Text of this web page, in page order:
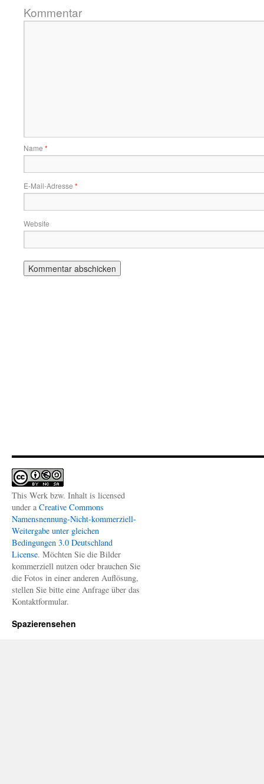
Kommentar
Name *
E-Mail-Adresse *
Website
This Werk bzw. Inhalt is licensed
under a Creative Commons
Namensnennung-Nicht-kommerziell-
Weitergabe unter gleichen
Bedingungen 3.0 Deutschland
License. Möchten Sie die Bilder
kommerziell nutzen oder brauchen Sie
die Fotos in einer anderen Auflösung,
stellen Sie bitte eine Anfrage über das
Kontaktformular.
Spazierensehen